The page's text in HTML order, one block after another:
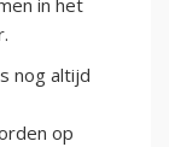
in het
nog altijd
op